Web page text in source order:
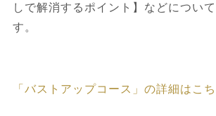
しで解消するポイント】などについ
す。
「バストアップコース」の詳細はこ